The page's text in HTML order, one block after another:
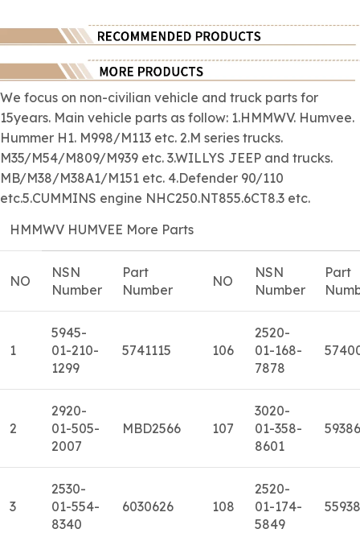
We focus on non-civilian vehicle and truck parts for
15years. Main vehicle parts as follow: 1.HMMWV. Humvee.
Hummer H1. M998/M113 etc. 2.M series trucks.
M35/M54/M809/M939 etc. 3.WILLYS JEEP and trucks.
MB/M38/M38A1/M151 etc. 4.Defender 90/110
etc.5.CUMMINS engine NHC250.NT855.6CT8.3 etc.
HMMWV HUMVEE More Parts
NO
NSN
Number
Part
Number
NO
NSN
Number
Part
1
5945-
01-210-
1299
5741115 106
2520-
01-168-
7878
2
2920-
01-505-
2007
MBD2566 107
3020-
01-358-
8601
3
2530-
01-554-
8340
6030626 108
2520-
01-174-
5849